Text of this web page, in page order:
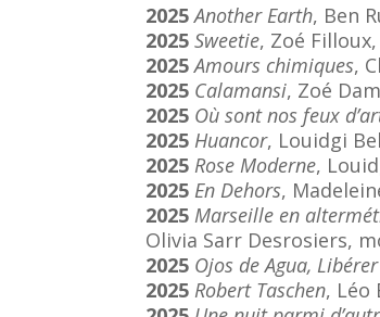
2025 Another Earth, Ben
2025 Sweetie, Zoé
2025 Amours chimiques,
2025 Calamansi, Zoé
2025 Où sont nos feux
2025 Huancor, Louidgi
2025 Rose Moderne,
2025 En Dehors,
2025 Marseille en
Olivia Sarr Desrosiers,
2025 Ojos de Agua,
2025 Robert Taschen, Léo